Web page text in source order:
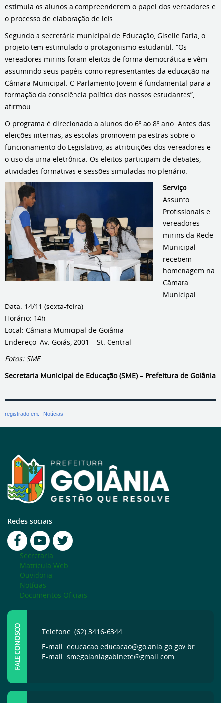
estimula os alunos a compreenderem o papel dos vereadores e
o processo de elaboração de leis.
Segundo a secretária municipal de Educação, Giselle Faria, o
projeto tem estimulado o protagonismo estudantil. “Os
vereadores mirins foram eleitos de forma democrática e vêm
assumindo seus papéis como representantes da educação na
Câmara Municipal. O Parlamento Jovem é fundamental para a
formação da consciência política dos nossos estudantes”,
afirmou.
O programa é direcionado a alunos do 6º ao 8º ano. Antes das
eleições internas, as escolas promovem palestras sobre o
funcionamento do Legislativo, as atribuições dos vereadores e
o uso da urna eletrônica. Os eleitos participam de debates,
atividades formativas e sessões simuladas no plenário.
Serviço
Assunto:
Profissionais e
vereadores
mirins da Rede
Municipal
recebem
homenagem na
Câmara
Municipal
Data: 14/11 (sexta-feira)
Horário: 14h
Local: Câmara Municipal de Goiânia
Endereço: Av. Goiás, 2001 – St. Central
Fotos: SME
Secretaria Municipal de Educação (SME) – Prefeitura de Goiânia
registrado em: Notícias
Redes sociais
Secretaria
Matrícula Web
Ouvidoria
Notícias
Documentos Oficiais
FALE CONOSCO
Telefone: (62) 3416-6344
E-mail: educacao.educacao@goiania.go.gov.br
E-mail: smegoianiagabinete@gmail.com